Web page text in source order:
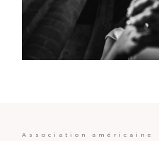
Association américaine